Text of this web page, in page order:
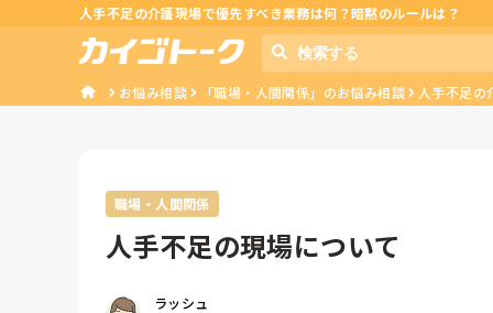
人手不足の介護現場で優先すべき業務は何？暗黙のルールは？
お悩み相談 「職場・人間関係」のお悩み相談 人手不足の
職場・人間関係
人手不足の現場について
ラッシュ